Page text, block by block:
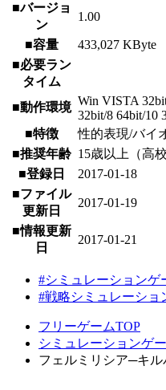
■バージョ
ン
1.00
■容量
433,027 KByte
■必要ラン
タイム
■動作環境 Win VISTA
32bit/8 64bit/10
■特徴
性的表現/バイ
■推奨年齢 15歳以上（高
■登録日
2017-01-18
■ファイル
更新日
2017-01-19
■情報更新
日
2017-01-21
#シミュレーションゲ
#戦略シミュレーショ
フリーゲームTOP
シミュレーションゲ
フェルミリシア─キ